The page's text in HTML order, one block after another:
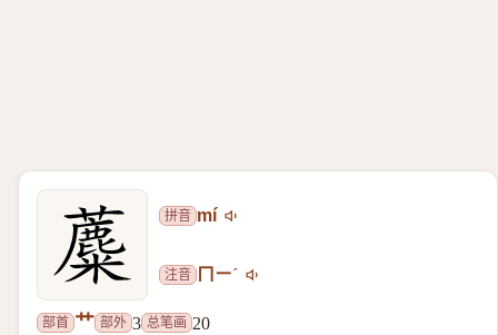
拼音 mí
注音 ㄇㄧˊ
部首 艹 部外 3 总笔画 20